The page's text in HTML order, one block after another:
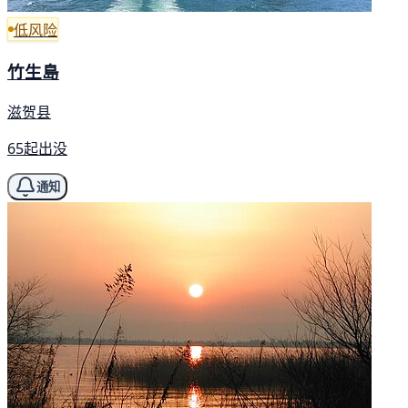
低风险
竹生島
滋贺县
65起出没
通知